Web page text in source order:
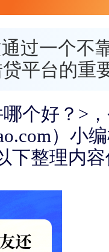
一个不靠
平台的重
个好？ >
）小
下整理内